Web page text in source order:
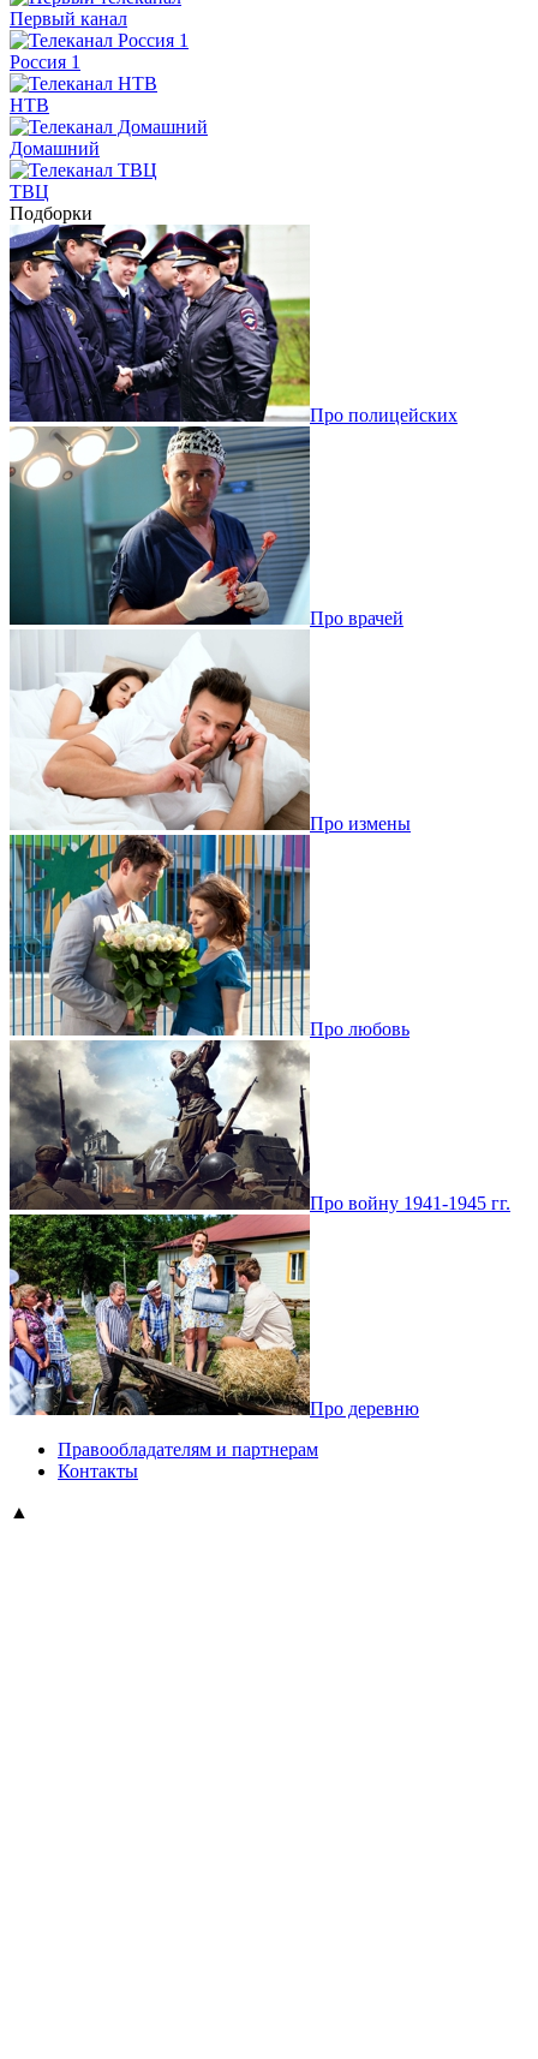
Первый канал
Россия 1
НТВ
Домашний
ТВЦ
Подборки
Про полицейских
Про врачей
Про измены
Про любовь
Про войну 1941-1945 гг.
Про деревню
Правообладателям и партнерам
Контакты
▲